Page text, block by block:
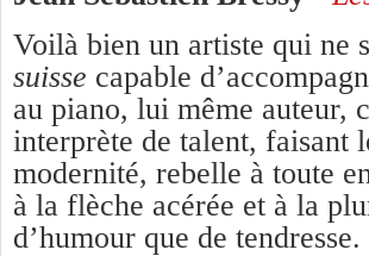
Voilà bien un artiste qui ne
suisse capable
au piano, lui même auteur,
interprète de talent, faisant
modernité, rebelle à toute
à la flèche acérée et à la
d’humour que de